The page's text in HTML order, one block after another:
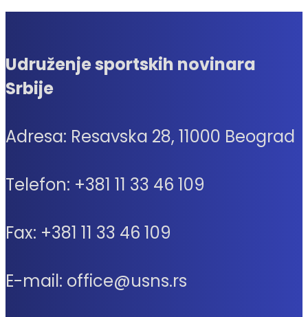
Udruženje sportskih novinara
Srbije
Adresa: Resavska 28, 11000 Beograd
Telefon: +381 11 33 46 109
Fax: +381 11 33 46 109
E-mail: office@usns.rs